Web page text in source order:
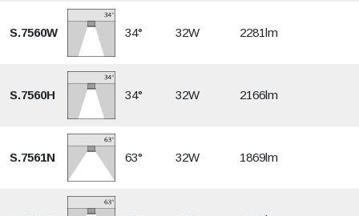
S.7560W 34° 32W 2281lm
S.7560H 34° 32W 2166lm
S.7561N 63° 32W 1869lm